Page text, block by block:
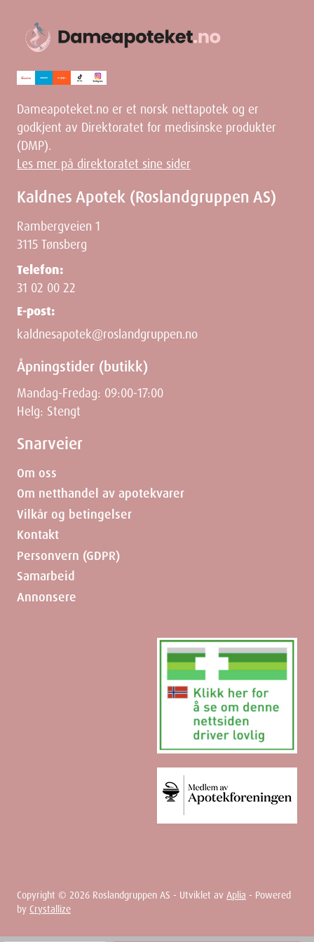
Ingredienser
Ikke oppgitt.
Dimensjoner
21.8
Height
Depth
Weight
Dameapoteket.no er et norsk nettapotek og er
godkjent av Direktoratet for medisinske produkter
(DMP).
Les mer på direktoratet sine sider
Kaldnes Apotek (Roslandgruppen AS)
Rambergveien 1
3115 Tønsberg
Telefon:
31 02 00 22
E-post:
kaldnesapotek@roslandgruppen.no
Åpningstider (butikk)
Mandag-Fredag: 09:00-17:00
Helg: Stengt
Snarveier
Om oss
Om netthandel av apotekvarer
Vilkår og betingelser
Kontakt
Personvern (GDPR)
Samarbeid
Annonsere
Copyright © 2026 Roslandgruppen AS - Utviklet av Aplia - Powered
by Crystallize